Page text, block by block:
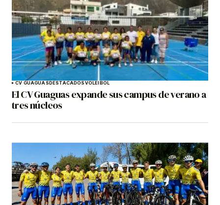
CV GUAGUASDESTACADOSVOLEIBOL
El CV Guaguas expande sus campus de verano a
tres núcleos